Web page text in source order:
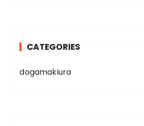
CATEGORIES
dogamakiura